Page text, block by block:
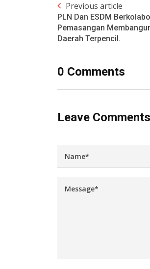
Previous article
PLN Dan ESDM
Pemasangan
Daerah Terpencil.
0 Comments
Leave Comments